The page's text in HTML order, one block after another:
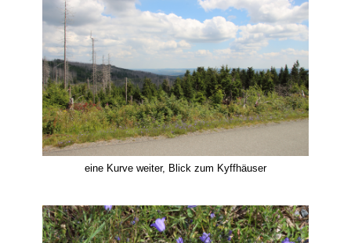
eine Kurve weiter, Blick zum Kyffhäuser